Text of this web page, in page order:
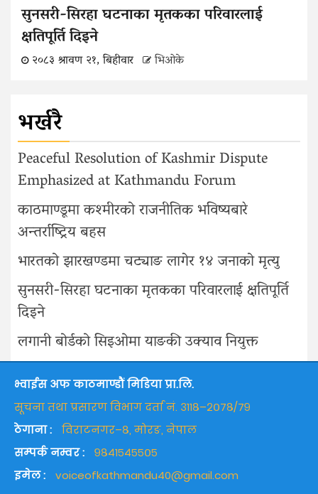
सुनसरी-सिरहा घटनाका मृतकका परिवारलाई
क्षतिपूर्ति दिइने
२०८३ श्रावण २१, बिहीवार भिओके
भर्खरै
Peaceful Resolution of Kashmir Dispute
Emphasized at Kathmandu Forum
काठमाण्डूमा कश्मीरको राजनीतिक भविष्यबारे
अन्तर्राष्ट्रिय बहस
भारतको झारखण्डमा चट्याङ लागेर १४ जनाको मृत्यु
सुनसरी-सिरहा घटनाका मृतकका परिवारलाई क्षतिपूर्ति
दिइने
लगानी बोर्डको सिइओमा याङकी उक्याव नियुक्त
भ्वाईस अफ काठमाण्डौं मिडिया प्रा.लि.
सूचना तथा प्रसारण विभाग दर्ता नं. ३११८–२०७८/७९
ठेगाना :
विराटनगर–८, मोरङ, नेपाल
सम्पर्क नम्वर :
९८४१५४५५०५
इमेल :
voiceofkathmandu40@gmail.com